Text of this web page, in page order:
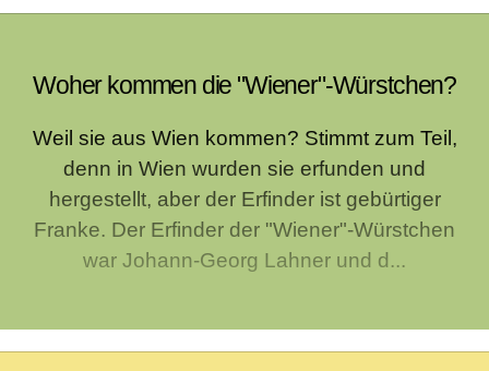
Woher kommen die "Wiener"-Würstchen?
Weil sie aus Wien kommen? Stimmt zum Teil,
denn in Wien wurden sie erfunden und
hergestellt, aber der Erfinder ist gebürtiger
Franke. Der Erfinder der "Wiener"-Würstchen
war Johann-Georg Lahner und d...